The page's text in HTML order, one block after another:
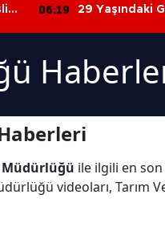
06:19
29 Yaşındaki
Müdürlüğü ile ilgili en
videoları, Tarım